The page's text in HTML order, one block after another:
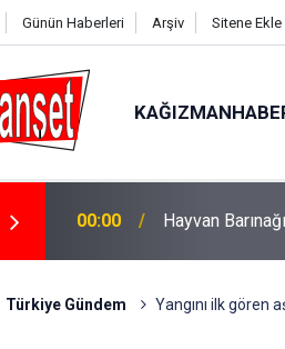
Günün Haberleri Arşiv Sitene Ekle
23:53 Çorum’da elini
Türkiye Gündem Yangını ilk gören